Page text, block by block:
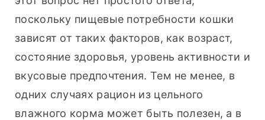
поскольку пищевые потребности кошки
зависят от таких факторов, как возраст,
состояние здоровья, уровень активности и
вкусовые предпочтения. Тем не менее, в
одних случаях рацион из цельного
влажного корма может быть полезен, а в